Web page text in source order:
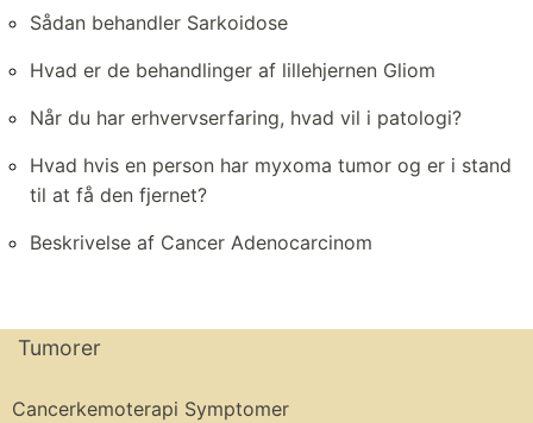
Sådan behandler Sarkoidose
Hvad er de behandlinger af lillehjernen Gliom
Når du har erhvervserfaring, hvad vil i patologi?
Hvad hvis en person har myxoma tumor og er i stand
til at få den fjernet?
Beskrivelse af Cancer Adenocarcinom
Tumorer
Cancerkemoterapi Symptomer